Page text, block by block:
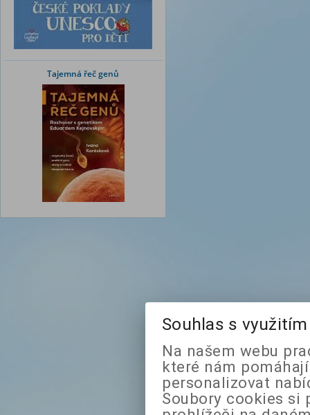
Tajemná řeč genů
Souhlas s
Na našem webu
které nám
personalizovat
Soubory cookies si